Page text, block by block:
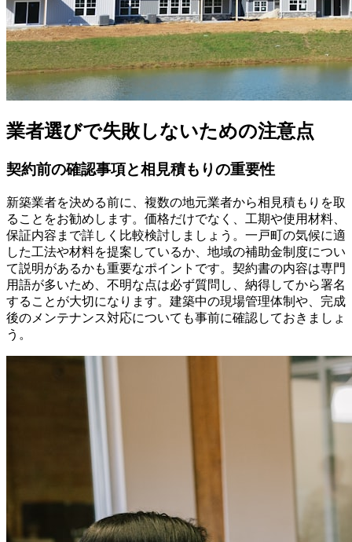
業者選びで失敗しないための注意点
契約前の確認事項と相見積もりの重要性
新築業者を決める前に、複数の地元業者から相見積もりを取
ることをお勧めします。価格だけでなく、工期や使用材料、
保証内容まで詳しく比較検討しましょう。一戸町の気候に適
した工法や材料を提案しているか、地域の補助金制度につい
て説明があるかも重要なポイントです。契約書の内容は専門
用語が多いため、不明な点は必ず質問し、納得してから署名
することが大切になります。建築中の現場管理体制や、完成
後のメンテナンス対応についても事前に確認しておきましょ
う。